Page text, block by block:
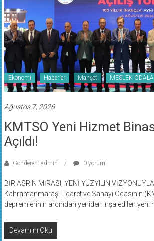
Ekonomi Haberler Manşet MESLEK
KMTSO Yeni Hizmet
Açıldı!
BİR ASRIN MİRASI, YENİ YÜZYILIN VİZYONUYLA
Kahramanmaraş Ticaret ve Sanayi Odasının
depremlerinin ardından yeniden inşa edilen yeni
Devamını Oku